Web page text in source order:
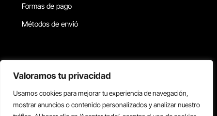
Valoramos tu privacidad
Usamos cookies para mejorar tu experiencia de navegación,
mostrar anuncios o contenido personalizados y analizar nuestro
Formas de pago
Métodos de envió
Copyright © 2026 Reisix. Todos los derechos reservados.